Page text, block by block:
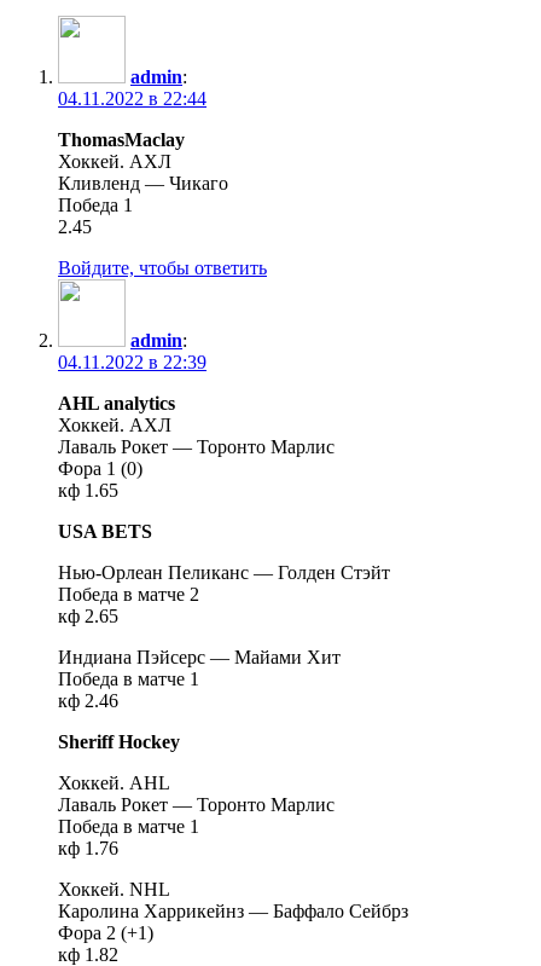
admin:
04.11.2022 в 22:44
​​​​​​​​​​​​​​​​​​​​ThomasMaclay
Хоккей. АХЛ
Кливленд — Чикаго
Победа 1
2.45
Войдите, чтобы ответить
admin:
04.11.2022 в 22:39
AHL analytics
Хоккей. АХЛ
Лаваль Рокет — Торонто Марлис
Фора 1 (0)
кф 1.65
USA BETS
Нью-Орлеан Пеликанс — Голден Стэйт
Победа в матче 2
кф 2.65
Индиана Пэйсерс — Майами Хит
Победа в матче 1
кф 2.46
Sheriff Hockey
Хоккей. AHL
Лаваль Рокет — Торонто Марлис
Победа в матче 1
кф 1.76
Хоккей. NHL
Каролина Харрикейнз — Баффало Сейбрз
Фора 2 (+1)
кф 1.82